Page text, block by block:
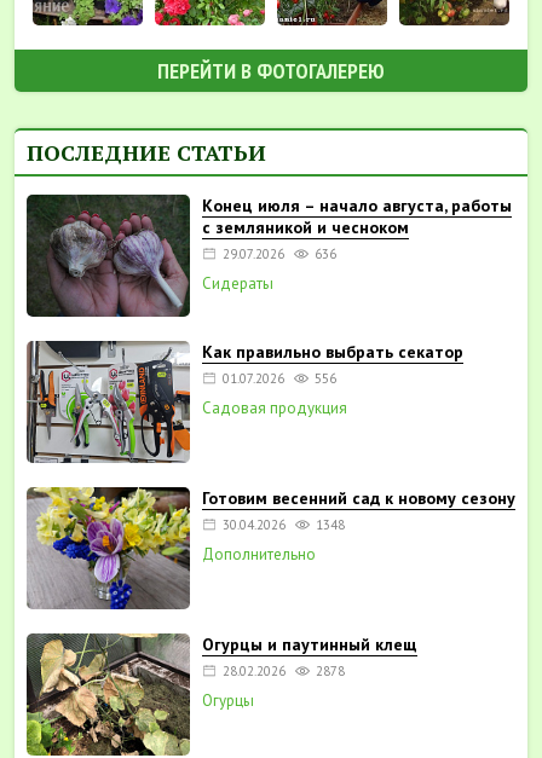
ПЕРЕЙТИ В ФОТОГАЛЕРЕЮ
ПОСЛЕДНИЕ СТАТЬИ
Конец июля – начало августа, работы
с земляникой и чесноком
29.07.2026 636
Сидераты
Как правильно выбрать секатор
01.07.2026 556
Садовая продукция
Готовим весенний сад к новому сезону
30.04.2026 1348
Дополнительно
Огурцы и паутинный клещ
28.02.2026 2878
Огурцы